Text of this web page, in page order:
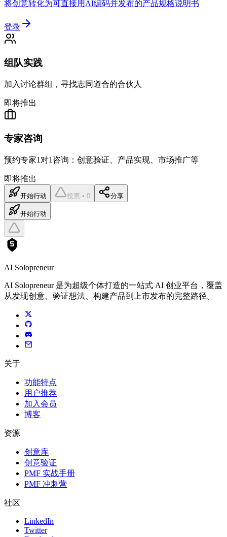
将创意转化为可直接用AI编码并发布的产品规格说明书
登录
组队实践
加入讨论群组，寻找志同道合的合伙人
即将推出
专家咨询
预约专家1对1咨询：创意验证、产品实现、市场推广等
即将推出
开始行动 投票 • 0 分享
开始行动
AI Solopreneur
AI Solopreneur 是为超级个体打造的一站式 AI 创业平台，覆盖
从发现创意、验证想法、构建产品到上市发布的完整路径。
关于
功能特点
用户推荐
加入会员
博客
资源
创意库
创意验证
PMF 实战手册
PMF 冲刺营
社区
LinkedIn
Twitter